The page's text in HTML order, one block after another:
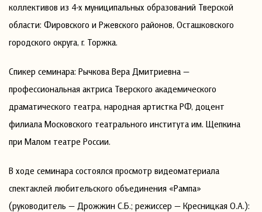
коллективов из 4-х муниципальных образований Тверской
области: Фировского и Ржевского районов, Осташковского
городского округа, г. Торжка.
Спикер семинара: Рычкова Вера Дмитриевна —
профессиональная актриса Тверского академического
драматического театра, народная артистка РФ, доцент
филиала Московского театрального института им. Щепкина
при Малом театре России.
В ходе семинара состоялся просмотр видеоматериала
спектаклей любительского объединения «Рампа»
(руководитель — Дрожжин С.Б.; режиссер — Кресницкая О.А.):